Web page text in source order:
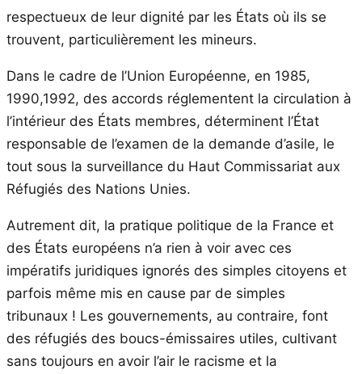
respectueux de leur dignité par les États où ils se
trouvent, particulièrement les mineurs.
Dans le cadre de l’Union Européenne, en 1985,
1990,1992, des accords réglementent la circulation à
l’intérieur des États membres, déterminent l’État
responsable de l’examen de la demande d’asile, le
tout sous la surveillance du Haut Commissariat aux
Réfugiés des Nations Unies.
Autrement dit, la pratique politique de la France et
des États européens n’a rien à voir avec ces
impératifs juridiques ignorés des simples citoyens et
parfois même mis en cause par de simples
tribunaux ! Les gouvernements, au contraire, font
des réfugiés des boucs-émissaires utiles, cultivant
sans toujours en avoir l’air le racisme et la